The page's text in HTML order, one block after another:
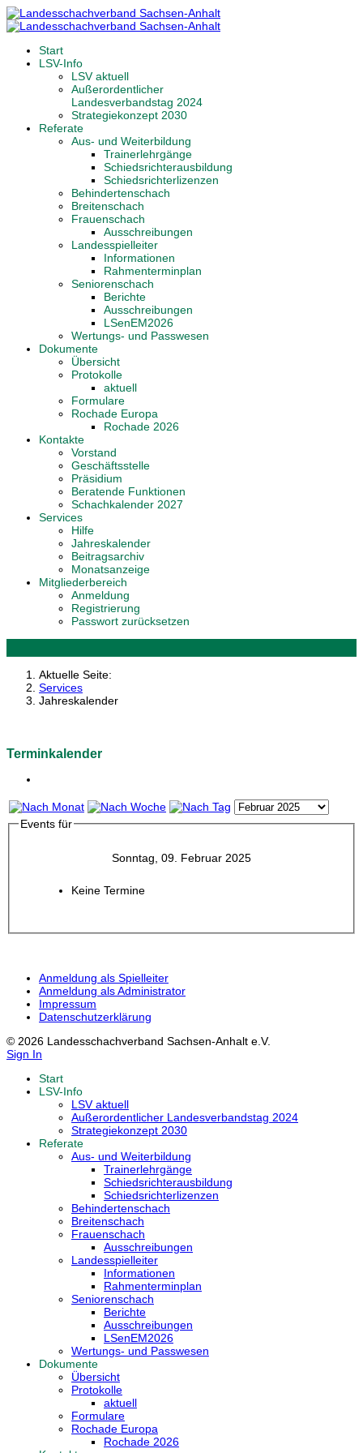
Start
LSV-Info
LSV aktuell
Außerordentlicher
Landesverbandstag 2024
Strategiekonzept 2030
Referate
Aus- und Weiterbildung
Trainerlehrgänge
Schiedsrichterausbildung
Schiedsrichterlizenzen
Behindertenschach
Breitenschach
Frauenschach
Ausschreibungen
Landesspielleiter
Informationen
Rahmenterminplan
Seniorenschach
Berichte
Ausschreibungen
LSenEM2026
Wertungs- und Passwesen
Dokumente
Übersicht
Protokolle
aktuell
Formulare
Rochade Europa
Rochade 2026
Kontakte
Vorstand
Geschäftsstelle
Präsidium
Beratende Funktionen
Schachkalender 2027
Services
Hilfe
Jahreskalender
Beitragsarchiv
Monatsanzeige
Mitgliederbereich
Anmeldung
Registrierung
Passwort zurücksetzen
Aktuelle Seite:
Services
Jahreskalender
Terminkalender
Events für
Sonntag, 09. Februar 2025
Keine Termine
Anmeldung als Spielleiter
Anmeldung als Administrator
Impressum
Datenschutzerklärung
© 2026 Landesschachverband Sachsen-Anhalt e.V.
Sign In
Start
LSV-Info
LSV aktuell
Außerordentlicher Landesverbandstag 2024
Strategiekonzept 2030
Referate
Aus- und Weiterbildung
Trainerlehrgänge
Schiedsrichterausbildung
Schiedsrichterlizenzen
Behindertenschach
Breitenschach
Frauenschach
Ausschreibungen
Landesspielleiter
Informationen
Rahmenterminplan
Seniorenschach
Berichte
Ausschreibungen
LSenEM2026
Wertungs- und Passwesen
Dokumente
Übersicht
Protokolle
aktuell
Formulare
Rochade Europa
Rochade 2026